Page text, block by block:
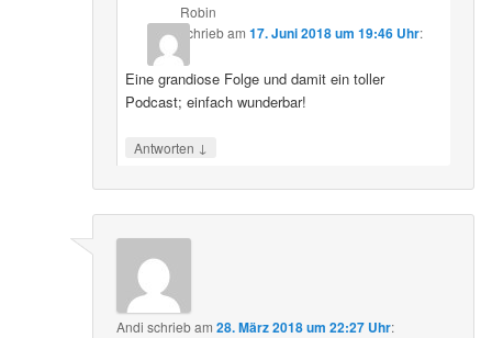
Robin
schriebam 17. Juni 2018 um 19:46 Uhr:
Eine grandiose Folge und damit ein toller
Podcast; einfach wunderbar!
Antworten ↓
Andi schriebam28. März 2018 um 22:27 Uhr: